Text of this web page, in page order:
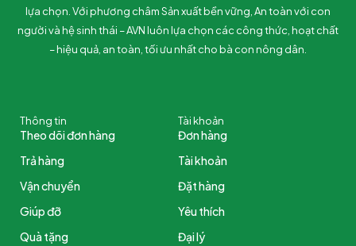
lựa chọn. Với phương châm Sản xuất bền vững, An toàn với con
người và hệ sinh thái – AVN luôn lựa chọn các công thức, hoạt chất
– hiệu quả, an toàn, tối ưu nhất cho bà con nông dân.
Thông tin
Theo dõi đơn hàng
Trả hàng
Vận chuyển
Giúp đỡ
Quà tặng
Tài khoản
Đơn hàng
Tài khoản
Đặt hàng
Yêu thích
Đại lý